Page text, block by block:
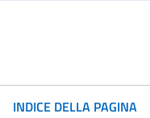
INDICE DELLA PAGINA